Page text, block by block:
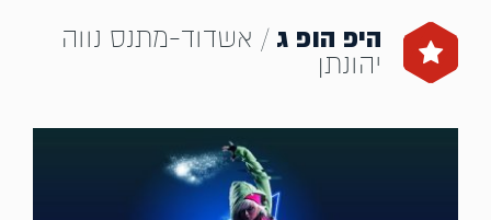
היפ הופ ג / אשדוד-מתנס נווה
יהונתן